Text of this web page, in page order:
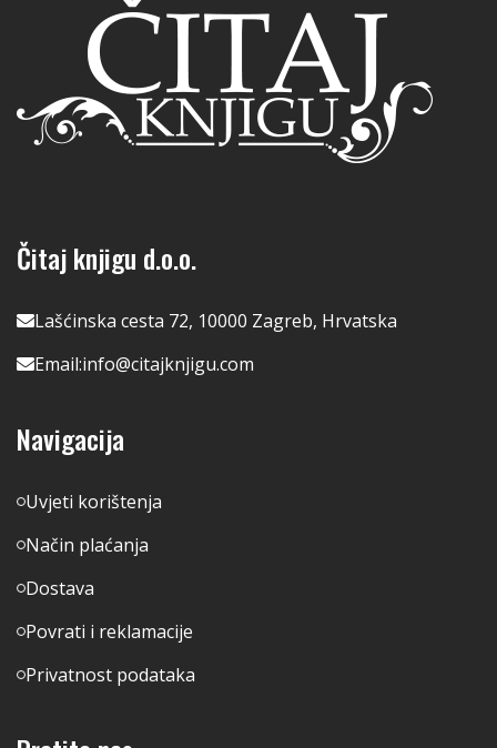
Čitaj knjigu d.o.o.
Lašćinska cesta 72, 10000 Zagreb, Hrvatska
Email:info@citajknjigu.com
Navigacija
Uvjeti korištenja
Način plaćanja
Dostava
Povrati i reklamacije
Privatnost podataka